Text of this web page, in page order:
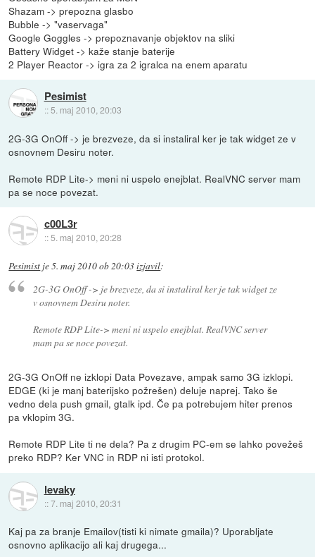
Shazam -> prepozna glasbo
Bubble -> "vaservaga"
Google Goggles -> prepoznavanje objektov na sliki
Battery Widget -> kaže stanje baterije
2 Player Reactor -> igra za 2 igralca na enem aparatu
Pesimist
:: 5. maj 2010, 20:03
2G-3G OnOff -> je brezveze, da si instaliral ker je tak widget ze v
osnovnem Desiru noter.
Remote RDP Lite-> meni ni uspelo enejblat. RealVNC server mam
pa se noce povezat.
c00L3r
::5. maj 2010, 20:28
Pesimist je5. maj 2010 ob 20:03izjavil:
2G-3G OnOff -> je brezveze, da si instaliral ker je tak widget ze
v osnovnem Desiru noter.
Remote RDP Lite-> meni ni uspelo enejblat. RealVNC server
mam pa se noce povezat.
2G-3G OnOff ne izklopi Data Povezave, ampak samo 3G izklopi.
EDGE (ki je manj baterijsko požrešen) deluje naprej. Tako še
vedno dela push gmail, gtalk ipd. Če pa potrebujem hiter prenos
pa vklopim 3G.
Remote RDP Lite ti ne dela? Pa z drugim PC-em se lahko povežeš
preko RDP? Ker VNC in RDP ni isti protokol.
levaky
::7. maj 2010, 20:31
Kaj pa za branje Emailov(tisti ki nimate gmaila)? Uporabljate
osnovno aplikacijo ali kaj drugega...